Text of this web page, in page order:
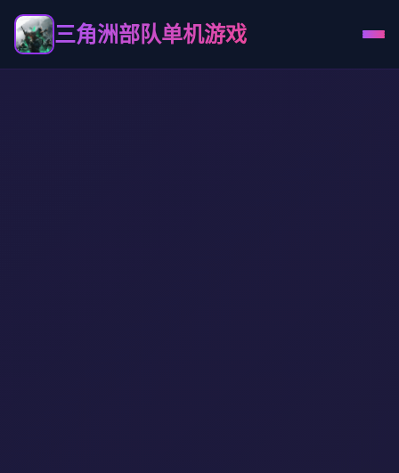
三角洲部队单机游戏